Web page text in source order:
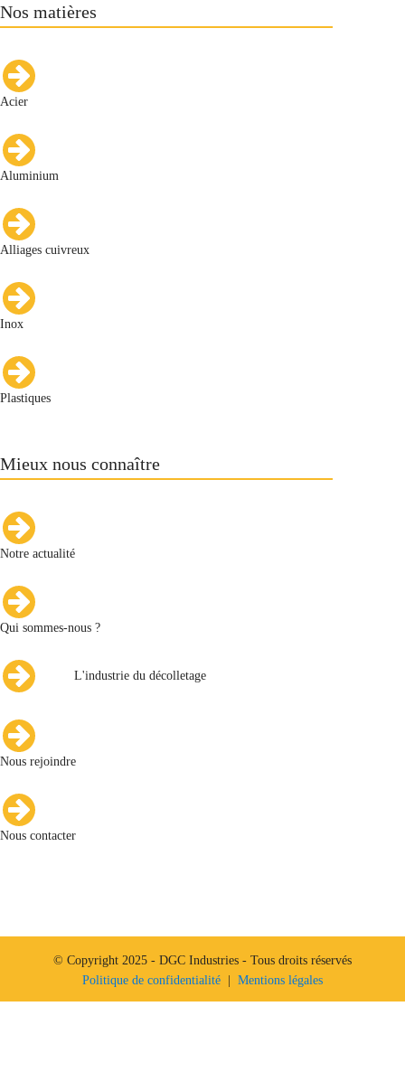
Nos matières
Acier
Aluminium
Alliages cuivreux
Inox
Plastiques
Mieux nous connaître
Notre actualité
Qui sommes-nous ?
L'industrie du décolletage
Nous rejoindre
Nous contacter
© Copyright 2025 - DGC Industries - Tous droits réservés
Politique de confidentialité
Mentions légales